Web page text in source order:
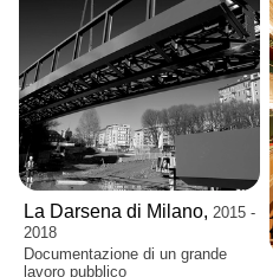
La Darsena di Milano, 2015 -
2018
Documentazione di un grande
lavoro pubblico